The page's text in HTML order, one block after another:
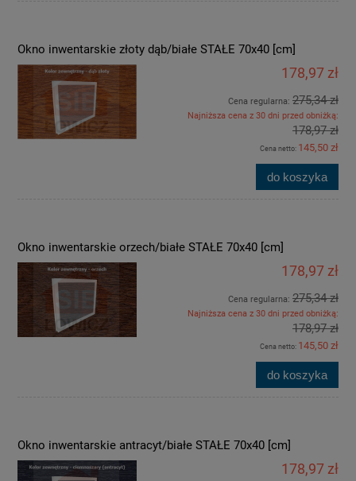
Okno inwentarskie złoty dąb/białe STAŁE 70x40 [cm]
178,97 zł
Cena regularna: 275,34 zł
Najniższa cena z 30 dni przed obniżką:
178,97 zł
Cena netto: 145,50 zł
do koszyka
Okno inwentarskie orzech/białe STAŁE 70x40 [cm]
178,97 zł
Cena regularna: 275,34 zł
Najniższa cena z 30 dni przed obniżką:
178,97 zł
Cena netto: 145,50 zł
do koszyka
Okno inwentarskie antracyt/białe STAŁE 70x40 [cm]
178,97 zł